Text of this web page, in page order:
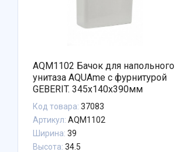
AQM1102 Бачок для напольного
унитаза AQUAme с фурнитурой
GEBERIT. 345x140x390мм
Код товара: 37083
Артикул: AQM1102
Ширина: 39
Высота: 34.5